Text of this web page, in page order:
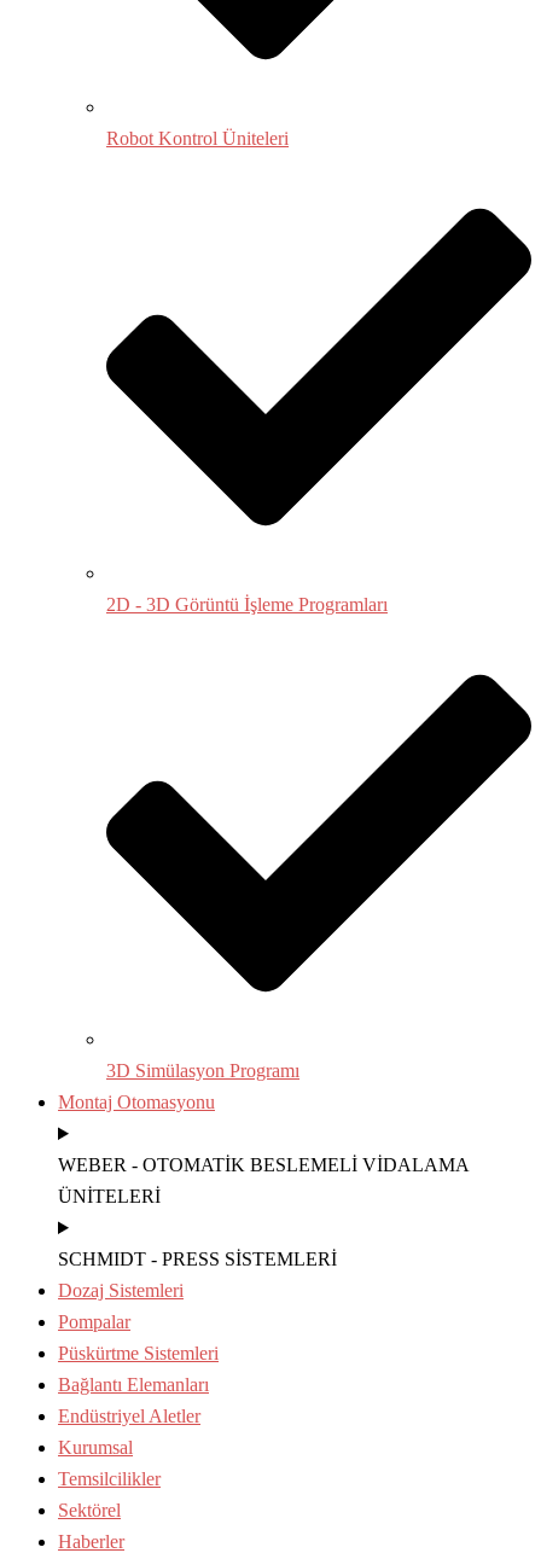
Robot Kontrol Üniteleri
2D - 3D Görüntü İşleme Programları
3D Simülasyon Programı
Montaj Otomasyonu
WEBER - OTOMATİK BESLEMELİ VİDALAMA
ÜNİTELERİ
SCHMIDT - PRESS SİSTEMLERİ
Dozaj Sistemleri
Pompalar
Püskürtme Sistemleri
Bağlantı Elemanları
Endüstriyel Aletler
Kurumsal
Temsilcilikler
Sektörel
Haberler